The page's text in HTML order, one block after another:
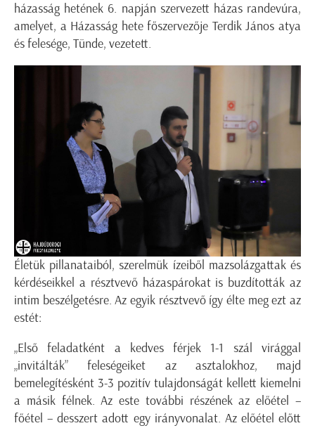
házasság hetének 6. napján szervezett házas randevúra,
amelyet, a Házasság hete főszervezője Terdik János atya
és felesége, Tünde, vezetett.
Életük pillanataiból, szerelmük ízeiből mazsolázgattak és
kérdéseikkel a résztvevő házaspárokat is buzdították az
intim beszélgetésre. Az egyik résztvevő így élte meg ezt az
estét:
„Első feladatként a kedves férjek 1-1 szál virággal
„invitálták” feleségeiket az asztalokhoz, majd
bemelegítésként 3-3 pozitív tulajdonságát kellett kiemelni
a másik félnek. Az este további részének az előétel –
főétel – desszert adott egy irányvonalat. Az előétel előtt